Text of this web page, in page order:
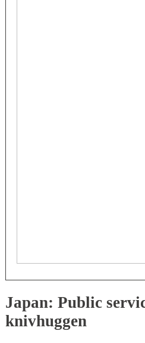
Japan: Public
knivhuggen